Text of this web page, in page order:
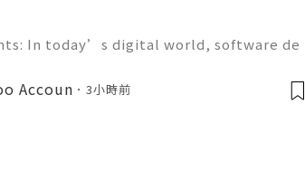
In today’s digital world, software de
become one of the most widely used plat
compa
Accoun 3小時前